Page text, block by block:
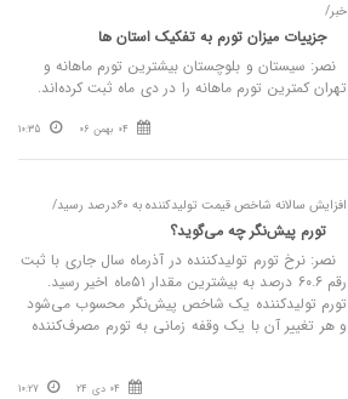
خبر/
جزییات میزان تورم به تفکیک استان ها
نصر: سیستان و بلوچستان بیشترین تورم ماهانه و
تهران کمترین تورم ماهانه را در دی ماه ثبت کرده‌اند.
04 بهمن 06 10:35
افزایش سالانه شاخص قیمت تولیدکننده به ۶۰درصد رسید/
تورم پیش‌نگر چه می‌گوید؟
نصر: نرخ تورم تولید‏کننده در آذرماه سال جاری با ثبت
رقم ۶۰.۶ درصد به بیشترین مقدار ۵۱ماه اخیر رسید.
تورم تولیدکننده یک شاخص پیش‌نگر محسوب می‌شود
و هر تغییر آن با یک وقفه زمانی به تورم مصرف‌کننده
04 دی 24 10:27